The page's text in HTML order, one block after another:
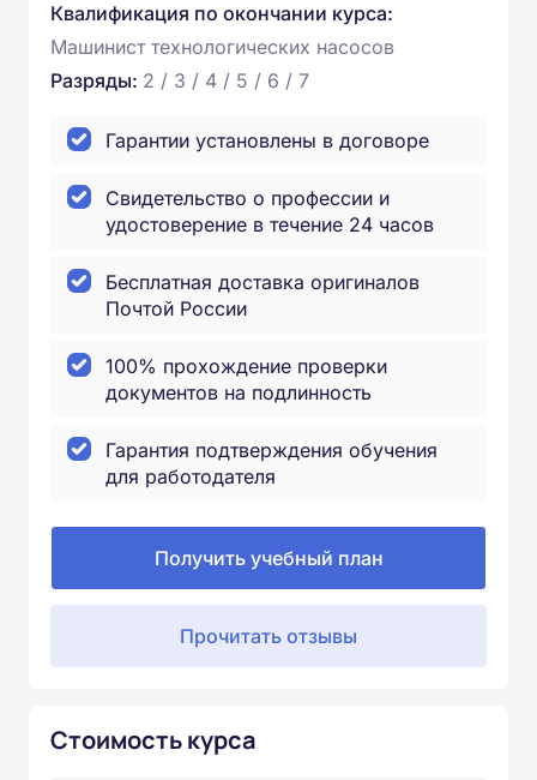
Квалификация по окончании курса:
Машинист технологических насосов
Разряды: 2 / 3 / 4 / 5 / 6 / 7
Гарантии установлены в договоре
Свидетельство о профессии и
удостоверение в течение 24 часов
Бесплатная доставка оригиналов
Почтой России
100% прохождение проверки
документов на подлинность
Гарантия подтверждения обучения
для работодателя
Получить учебный план
Прочитать отзывы
Стоимость курса